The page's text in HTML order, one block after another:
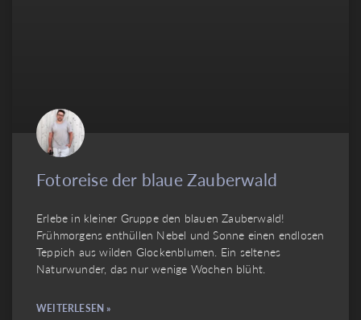
Fotoreise der blaue Zauberwald
Erlebe in kleiner Gruppe den blauen Zauberwald!
Frühmorgens enthüllen Nebel und Sonne einen endlosen
Teppich aus wilden Glockenblumen. Ein seltenes
Naturwunder, das nur wenige Wochen blüht.
WEITERLESEN »